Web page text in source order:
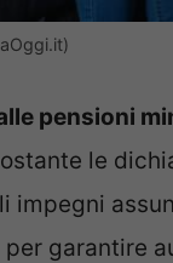
pensioni
le
impegni
garantire